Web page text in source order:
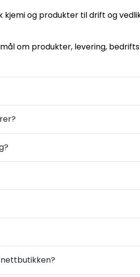
kjemi og produkter til drift og
om produkter, levering,